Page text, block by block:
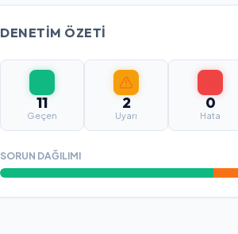
DENETIM ÖZETI
11
Geçen
2
Uyarı
0
Hata
SORUN DAĞILIMI